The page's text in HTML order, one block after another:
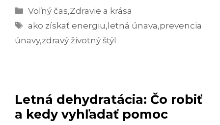
ÚNAVU:
TIPY
A
Kategórie
Voľný čas,Zdravie a krása
Značky
ako získať energiu, letná únava,prevencia
únavy,zdravý životný štýl
Letná dehydratácia: Čo robiť
a kedy vyhľadať pomoc